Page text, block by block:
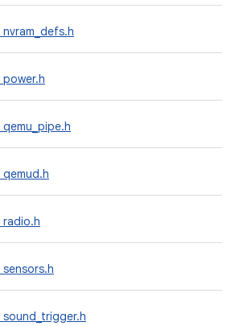
nvram_defs.h
power.h
qemu_pipe.h
qemud.h
radio.h
sensors.h
sound_trigger.h